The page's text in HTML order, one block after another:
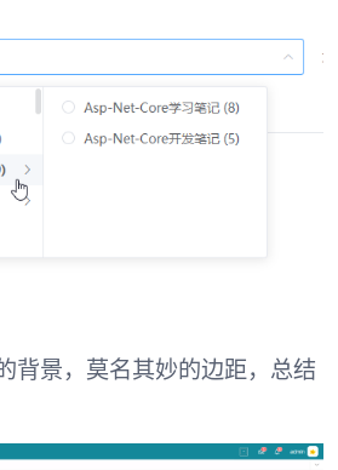
背景，莫名其妙的边距，总结